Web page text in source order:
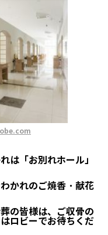
は「お別れホール」
かれのご焼香・献花
の皆様は、ご収骨の
ロビーでお待ちくだ